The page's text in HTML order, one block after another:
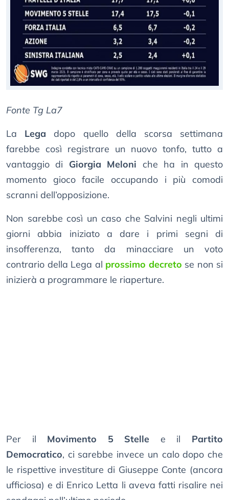
Fonte Tg La7
La Lega dopo quello della scorsa settimana
farebbe così registrare un nuovo tonfo, tutto a
vantaggio di Giorgia Meloni che ha in questo
momento gioco facile occupando i più comodi
scranni dell’opposizione.
Non sarebbe così un caso che Salvini negli ultimi
giorni abbia iniziato a dare i primi segni di
insofferenza, tanto da minacciare un voto
contrario della Lega al prossimo decreto se non si
inizierà a programmare le riaperture.
Per il Movimento 5 Stelle e il Partito
Democratico, ci sarebbe invece un calo dopo che
le rispettive investiture di Giuseppe Conte (ancora
ufficiosa) e di Enrico Letta li aveva fatti risalire nei